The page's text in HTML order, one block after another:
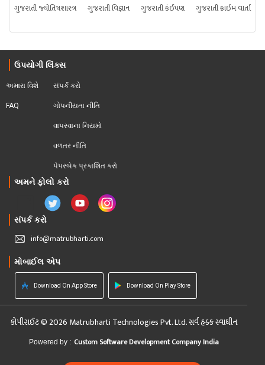
ગુજરાતી જ્યોતિષશાસ્ત્ર
ગુજરાતી વિજ્ઞાન ગુજરાતી કંઈપણ ગુજરાતી ક્રાઇમ વાર્તા
ઉપયોગી લિંક્સ
અમારા વિશે
FAQ
સંપર્ક કરો
ગોપનીયતા નીતિ
વાપરવાના નિયમો
વળતર નીતિ
પેપરબેક પ્રકાશિત કરો
અમને ફોલો કરો
સંપર્ક કરો
info@matrubharti.com
મોબાઈલ એપ
Download On App Store Download On Play Store
કોપીરાઈટ © 2026 Matrubharti Technologies Pvt. Ltd. સર્વ હક્ક સ્વાધીન
Powered by : Custom Software Development Company India